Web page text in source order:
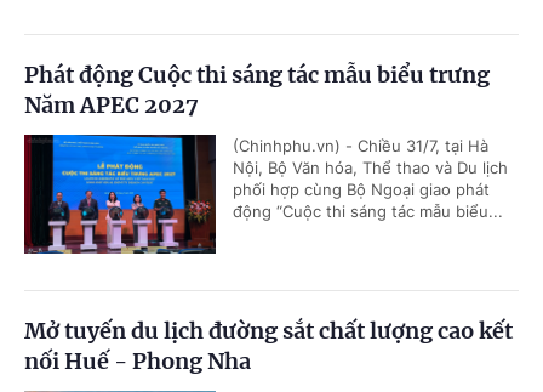
Phát động Cuộc thi sáng tác mẫu biểu trưng
Năm APEC 2027
(Chinhphu.vn) - Chiều 31/7, tại Hà
Nội, Bộ Văn hóa, Thể thao và Du lịch
phối hợp cùng Bộ Ngoại giao phát
động “Cuộc thi sáng tác mẫu biểu...
Mở tuyến du lịch đường sắt chất lượng cao kết
nối Huế - Phong Nha